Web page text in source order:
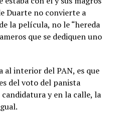
Duarte no convierte a
la película, no le “hereda
que se dediquen uno
al interior del PAN, es que
del voto del panista
y en la calle, la